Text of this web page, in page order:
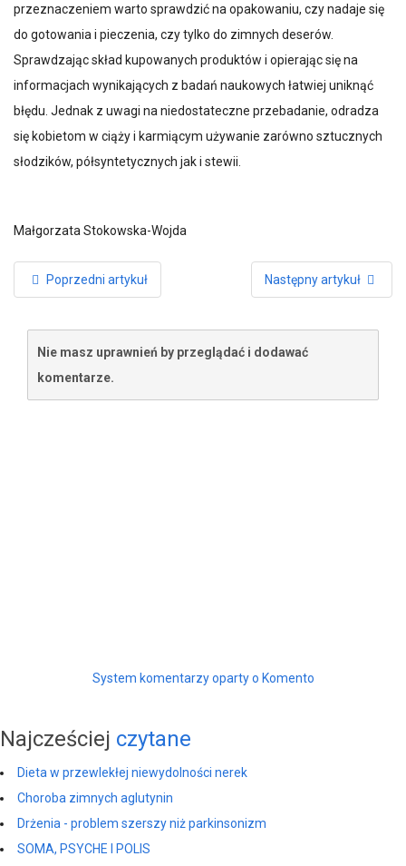
przeznaczeniem warto sprawdzić na opakowaniu, czy nadaje się
do gotowania i pieczenia, czy tylko do zimnych deserów.
Sprawdzając skład kupowanych produktów i opierając się na
informacjach wynikających z badań naukowych łatwiej uniknąć
błędu. Jednak z uwagi na niedostateczne przebadanie, odradza
się kobietom w ciąży i karmiącym używanie zarówno sztucznych
słodzików, półsyntetycznych jak i stewii.
Małgorzata Stokowska-Wojda
Poprzedni artykuł Następny artykuł
Nie masz uprawnień by przeglądać i dodawać
komentarze.
System komentarzy oparty o Komento
Najcześciej czytane
Dieta w przewlekłej niewydolności nerek
Choroba zimnych aglutynin
Drżenia - problem szerszy niż parkinsonizm
SOMA, PSYCHE I POLIS